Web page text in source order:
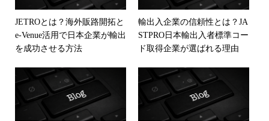
JETROとは？海外販路開拓と
e-Venue活用で日本企業が輸出
を成功させる方法
輸出入企業の信頼性とは？JA
STPRO日本輸出入者標準コー
ド取得企業が選ばれる理由